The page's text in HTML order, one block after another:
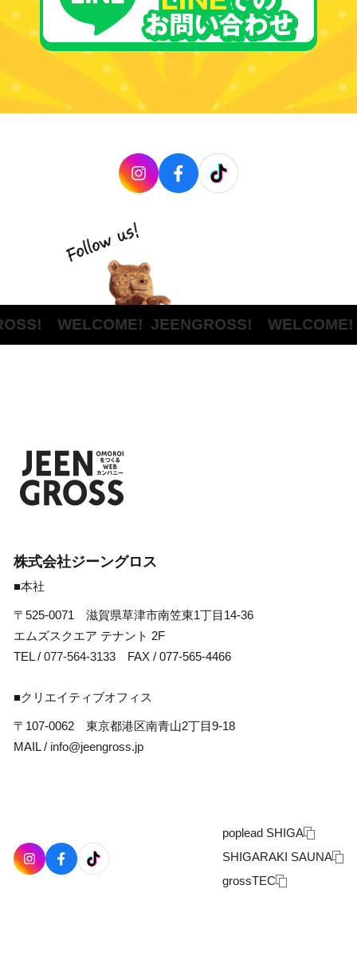
WELCOME!JEENGROSS! WELCOME!
poplead SHIGA
SHIGARAKI SAUNA
grossTEC
株式会社ジーングロス
■本社
〒525-0071 滋賀県草津市南笠東1丁目14-36
エムズスクエア テナント 2F
TEL / 077-564-3133 FAX / 077-565-4466
■クリエイティブオフィス
〒107-0062 東京都港区南青山2丁目9-18
MAIL / info@jeengross.jp